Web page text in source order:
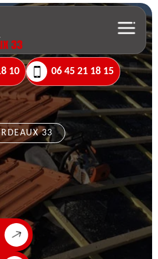
10 06 45 21 18 15
33